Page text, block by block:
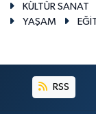
KÜLTÜR SANAT
YAŞAM
RSS